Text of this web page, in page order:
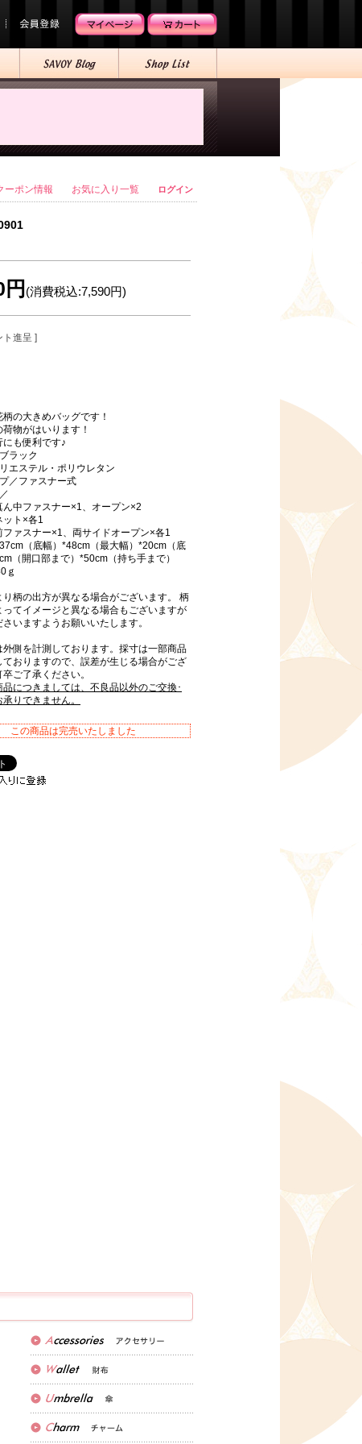
ーポン情報 お気に入り一覧 ログイン
の大きめバッグです！
物がはいります！
も便利です♪
ラック
エステル・ポリウレタン
／ファスナー式
ん中ファスナー×1、オープン×2
ット×各1
ファスナー×1、両サイドオープン×各1
（底幅）*48cm（最大幅）*20cm（底
（開口部まで）*50cm（持ち手まで）
ｇ
柄の出方が異なる場合がございます。 柄
ってイメージと異なる場合もございますが
いますようお願いいたします。
側を計測しております。採寸は一部商品
ておりますので、誤差が生じる場合がござ
ご了承ください。
品につきましては、不良品以外のご交換･
りできません。
(消費税込:7,590円)
ト進呈 ]
この商品は完売いたしました